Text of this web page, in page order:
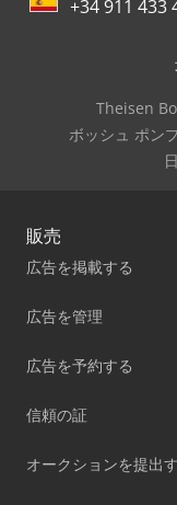
+34 911 433
Theisen
ボッシュ ポン
販売
広告を掲載する
広告を管理
広告を予約する
信頼の証
オークションを提出